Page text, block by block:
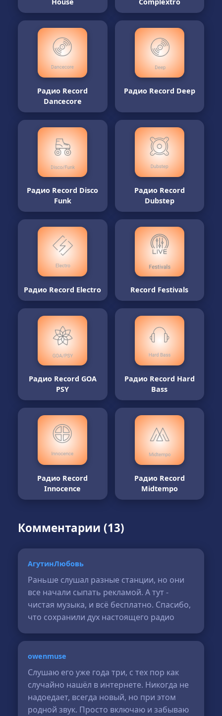
Радио Record
Dancecore
Радио Record Deep
Радио Record Disco
Funk
Радио Record
Dubstep
Радио Record Electro Record Festivals
Радио Record GOA
PSY
Радио Record Hard
Bass
Радио Record
Innocence
Радио Record
Midtempo
Комментарии (13)
АгутинЛюбовь
Раньше слушал разные станции, но они
все начали сыпать рекламой. А тут -
чистая музыка, и всё бесплатно. Спасибо,
что сохранили дух настоящего радио
owenmuse
Слушаю его уже года три, с тех пор как
случайно нашёл в интернете. Никогда не
надоедает, всегда новый, но при этом
родной звук. Просто включаю и забываю